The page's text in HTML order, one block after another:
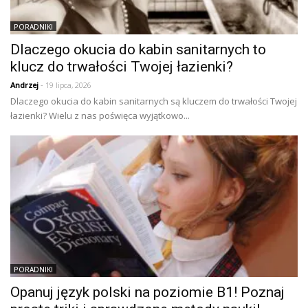
PORADNIKI
Dlaczego okucia do kabin sanitarnych to
klucz do trwałości Twojej łazienki?
Andrzej - 19 lipca, 2026
Dlaczego okucia do kabin sanitarnych są kluczem do trwałości Twojej
łazienki? Wielu z nas poświęca wyjątkowo...
PORADNIKI
Opanuj język polski na poziomie B1! Poznaj